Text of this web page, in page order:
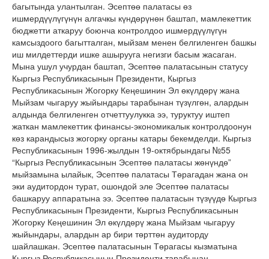
багытында улантылган. Эсептөө палатасы өз
ишмердүүлүгүнүн алгачкы күндөрүнөн баштап, мамлекеттик
бюджетти аткаруу боюнча контролдоо ишмердүүлүгүн
камсыздоого багытталган, мыйзам менен белгиленген башкы
иш милдеттерди ишке ашырууга негизги басым жасаган.
Мына ушул учурдан баштап, Эсептөө палатасынын статусу
Кыргыз Республикасынын Президенти, Кыргыз
Республикасынын Жогорку Кеңешинин Эл өкүлдөрү жана
Мыйзам чыгаруу жыйындары тарабынан түзүлгөн, алардын
алдында белгиленген отчеттуулукка ээ, туруктуу иштеп
жаткан мамлекеттик финансы-экономикалык контролдоонун
көз карандысыз жогорку органы катары бекемделди. Кыргыз
Республикасынын 1996-жылдын 19-октябрындагы №55
“Кыргыз Республикасынын Эсептөө палатасы жөнүндө”
мыйзамына ылайык, Эсептөө палатасы Төрагадан жана он
эки аудитордон турат, ошондой эле Эсептөө палатасы
башкаруу аппаратына ээ. Эсептөө палатасын түзүүдө Кыргыз
Республикасынын Президенти, Кыргыз Республикасынын
Жогорку Кеңешинин Эл өкүлдөрү жана Мыйзам чыгаруу
жыйындары, алардын ар бири төрттөн аудиторду
шайлашкан. Эсептөө палатасынын Төрагасы кызматына